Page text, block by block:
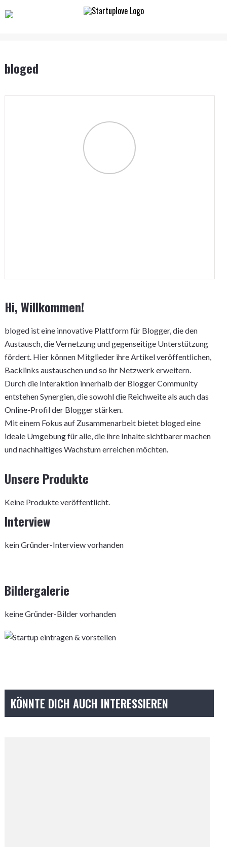
bloged
Hi, Willkommen!
bloged ist eine innovative Plattform für Blogger, die den
Austausch, die Vernetzung und gegenseitige Unterstützung
fördert. Hier können Mitglieder ihre Artikel veröffentlichen,
Backlinks austauschen und so ihr Netzwerk erweitern.
Durch die Interaktion innerhalb der Blogger Community
entstehen Synergien, die sowohl die Reichweite als auch das
Online-Profil der Blogger stärken.
Mit einem Fokus auf Zusammenarbeit bietet bloged eine
ideale Umgebung für alle, die ihre Inhalte sichtbarer machen
und nachhaltiges Wachstum erreichen möchten.
Unsere Produkte
Keine Produkte veröffentlicht.
Interview
kein Gründer-Interview vorhanden
Bildergalerie
keine Gründer-Bilder vorhanden
KÖNNTE DICH AUCH INTERESSIEREN